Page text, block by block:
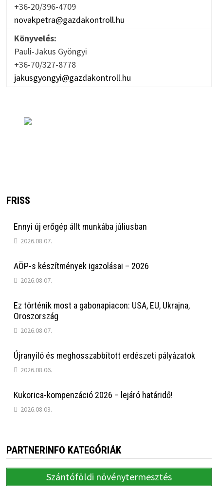
+36-20/396-4709
novakpetra@gazdakontroll.hu
Könyvelés:
Pauli-Jakus Gyöngyi
+36-70/327-8778
jakusgyongyi@gazdakontroll.hu
FRISS
Ennyi új erőgép állt munkába júliusban
2026.08.07.
AÖP-s készítmények igazolásai – 2026
2026.08.07.
Ez történik most a gabonapiacon: USA, EU, Ukrajna,
Oroszország
2026.08.07.
Újranyíló és meghosszabbított erdészeti pályázatok
2026.08.06.
Kukorica-kompenzáció 2026 – lejáró határidő!
2026.08.03.
PARTNERINFO KATEGÓRIÁK
Szántóföldi növénytermesztés